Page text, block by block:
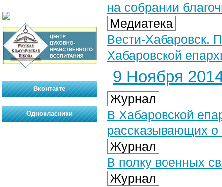
на собрании
Медиатека
Вести-Хабаровск.
Хабаровской
9 Ноября
Журнал
В Хабаровской
рассказывающих о
Журнал
В полку военных
Журнал
Вконтакте
Однокласники